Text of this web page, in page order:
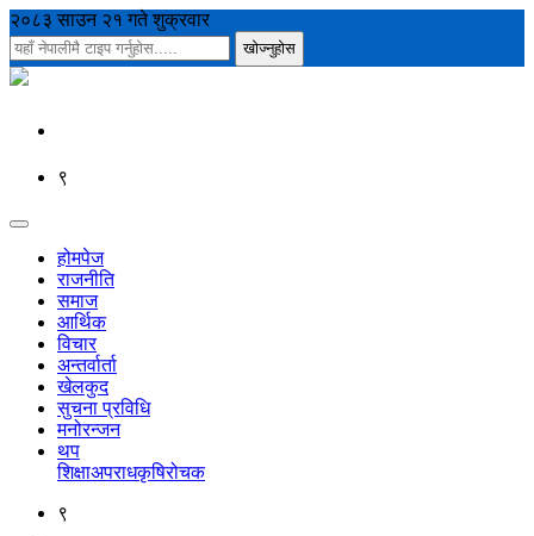
२०८३ साउन २१ गते शुक्रवार
९
होमपेज
राजनीति
समाज
आर्थिक
विचार
अन्तर्वार्ता
खेलकुद
सुचना प्रविधि
मनोरन्जन
थप
शिक्षाअपराधकृषिरोचक
९